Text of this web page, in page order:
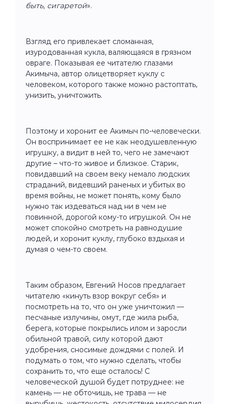
быть, сигаретой».
Взгляд его привлекает сломанная,
изуродованная кукла, валяющаяся в грязном
овраге. Показывая ее читателю глазами
Акимыча, автор олицетворяет куклу с
человеком, которого также можно растоптать,
унизить, уничтожить.
Поэтому и хоронит ее Акимыч по-человечески.
Он воспринимает ее не как неодушевленную
игрушку, а видит в ней то, чего не замечают
другие – что-то живое и близкое. Старик,
повидавший на своем веку немало людских
страданий, видевший раненых и убитых во
время войны, не может понять, кому было
нужно так издеваться над ни в чем не
повинной, дорогой кому-то игрушкой. Он не
может спокойно смотреть на равнодушие
людей, и хоронит куклу, глубоко вздыхая и
думая о чем-то своем.
Таким образом, Евгений Носов предлагает
читателю «кинуть взор вокруг себя» и
посмотреть на то, что он уже уничтожил —
песчаные излучины, омут, где жила рыба,
берега, которые покрылись илом и заросли
обильной травой, силу которой дают
удобрения, сносимые дождями с полей. И
подумать о том, что нужно сделать, чтобы
сохранить то, что еще осталось! С
человеческой душой будет потруднее: не
камень — не обточишь, не трава — не